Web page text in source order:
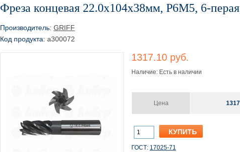
Фреза концевая 22.0х104х38мм, Р6М5, 6-
Производитель: GRIFF
Код продукта: a300072
1317.10 руб.
Наличие: Есть в наличии
Цена
ГОСТ: 17025-71